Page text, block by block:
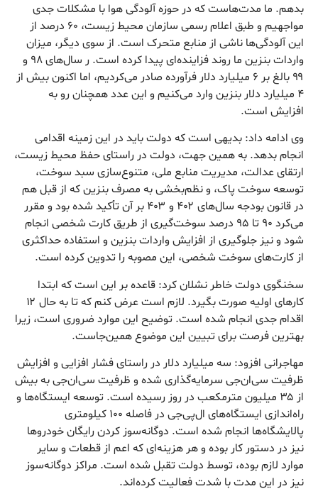
بدهم. ما مدت‌هاست که در حوزه آلودگی هوا با مشکلات جدی
مواجهیم و طبق اعلام رسمی سازمان محیط زیست، ۶۰ درصد از
این آلودگی‌ها ناشی از منابع متحرک است. از سوی دیگر، میزان
واردات بنزین ما روند فزاینده‌ای پیدا کرده است. ر سال‌های ۹۸ و
۹۹ بالغ بر ۶ میلیارد دلار فرآورده صادر می‌کردیم، اما اکنون بیش از
۴ میلیارد دلار بنزین وارد می‌کنیم و این عدد همچنان رو به
افزایش است.
وی ادامه داد: بدیهی است که دولت باید در این زمینه اقدامی
انجام بدهد. به همین جهت، دولت در راستای حفظ محیط زیست،
ارتقای عدالت، مدیریت منابع ملی، متنوع‌سازی سبد سوخت،
توسعه سوخت پاک، و نظم‌بخشی به مصرف بنزین که از قبل هم
در قانون بودجه سال‌های ۴۰۲ و ۴۰۳ بر آن تأکید شده بود و مقرر
می‌کرد ۹۰ تا ۹۵ درصد سوخت‌گیری از طریق کارت شخصی انجام
شود و نیز جلوگیری از افزایش واردات بنزین و استفاده حداکثری
از کارت‌های سوخت شخصی، این مصوبه را تدوین کرده است.
سخنگوی دولت خاطر نشلان کرد: قاعده بر این است که ابتدا
کارهای اولیه صورت بگیرد. لازم است عرض کنم که تا به حال ۱۲
اقدام جدی انجام شده است. توضیح این موارد ضروری است، زیرا
بهترین فرصت برای تبیین این موضوع همین‌جاست.
مهاجرانی افزود: سه میلیارد دلار در راستای فشار افزایی و افزایش
ظرفیت سی‌ان‌جی سرمایه‌گذاری شده و ظرفیت سی‌ان‌جی به بیش
از ۳۵ میلیون مترمکعب در روز رسیده است. توسعه ایستگاه‌ها و
راه‌اندازی ایستگاه‌های ال‌پی‌جی در فاصله ۱۰۰ کیلومتری
پالایشگاه‌ها انجام شده است. دوگانه‌سوز کردن رایگان خودروها
نیز در دستور کار بوده و هر هزینه‌ای که اعم از قطعات و سایر
موارد لازم بوده، توسط دولت تقبل شده است. مراکز دوگانه‌سوز
نیز در این مدت با شدت فعالیت کرده‌اند.